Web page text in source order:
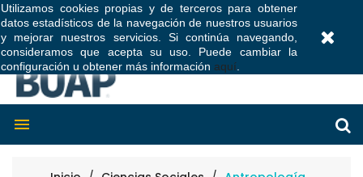
Utilizamos cookies propias y de terceros para obtener
datos estadísticos de la navegación de nuestros usuarios
y mejorar nuestros servicios. Si continúa navegando,
consideramos que acepta su uso. Puede cambiar la
configuración u obtener más información aquí
